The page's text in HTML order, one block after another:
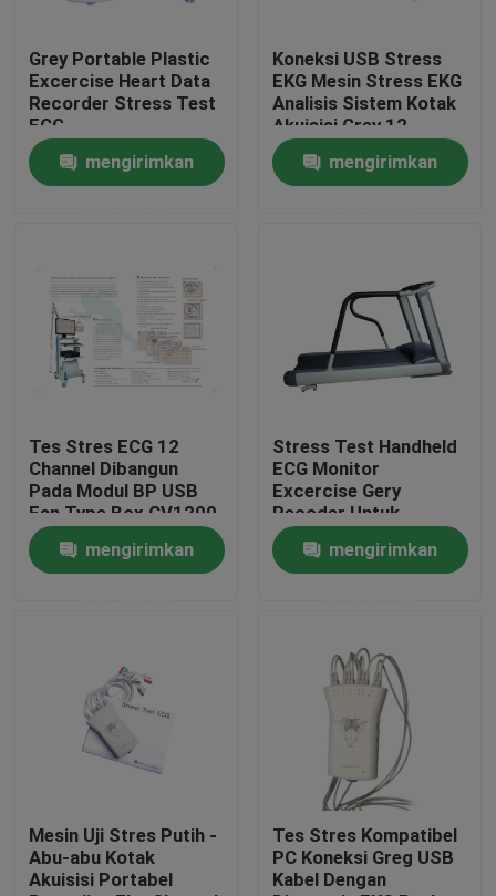
Produk
Tentang kami
Tur Pabrik
Kontrol kualitas
Permintaan Penawaran
Company News
Mesin EKG Genggam
Grey Portable Plastic
Excercise Heart Data
Recorder Stress Test
ECG
mengirimkan
Koneksi USB Stress
EKG Mesin Stress EKG
Analisis Sistem Kotak
Akuisisi Grey 12
Channel
mengirimkan
Tes Stres ECG 12
Channel Dibangun
Pada Modul BP USB
Fan Type Box CV1200
mengirimkan
Stress Test Handheld
ECG Monitor
Excercise Gery
Recoder Untuk
Elektrokardiograf 12
Saluranmengirimkan
Mesin Uji Stres Putih -
Abu-abu Kotak
Akuisisi Portabel
Tes Stres Kompatibel
PC Koneksi Greg USB
Kabel Dengan